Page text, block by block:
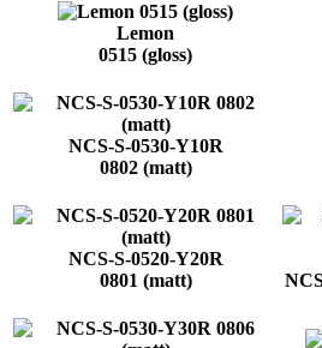
Lemon
0515 (gloss)
NCS-S-0530-Y10R
0802 (matt)
NCS-S-0520-Y20R
0801 (matt)